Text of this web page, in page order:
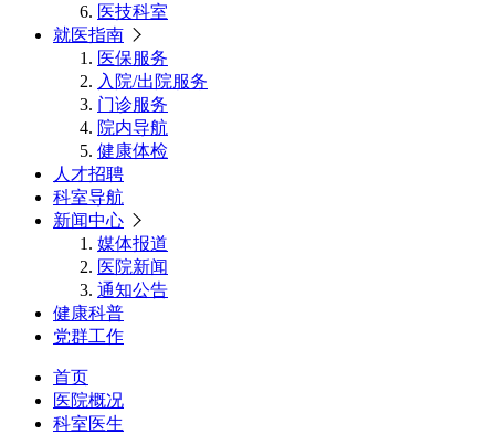
医技科室
就医指南
医保服务
入院/出院服务
门诊服务
院内导航
健康体检
人才招聘
科室导航
新闻中心
媒体报道
医院新闻
通知公告
健康科普
党群工作
首页
医院概况
科室医生